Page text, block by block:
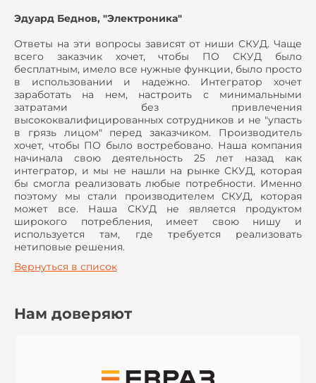
Эдуард Беднов, "Электроника"
Ответы на эти вопросы зависят от ниши СКУД. Чаще
всего заказчик хочет, чтобы ПО СКУД было
бесплатным, имело все нужные функции, было просто
в использовании и надежно. Интегратор хочет
заработать на нем, настроить с минимальными
затратами без привлечения
высококвалифицированных сотрудников и не "упасть
в грязь лицом" перед заказчиком. Производитель
хочет, чтобы ПО было востребовано. Наша компания
начинала свою деятельность 25 лет назад как
интегратор, и мы не нашли на рынке СКУД, которая
бы смогла реализовать любые потребности. Именно
поэтому мы стали производителем СКУД, которая
может все. Наша СКУД не является продуктом
широкого потребления, имеет свою нишу и
используется там, где требуется реализовать
нетиповые решения.
Вернуться в список
Нам доверяют